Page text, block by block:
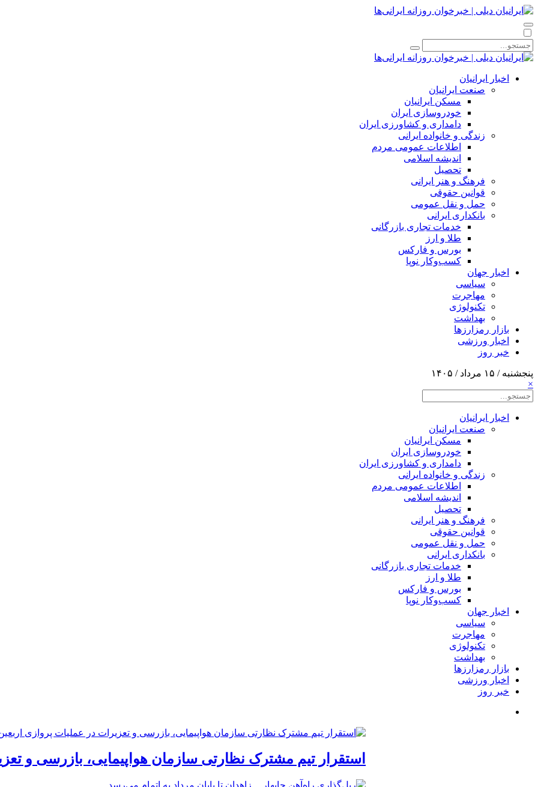
اخبار ایرانیان
صنعت ایرانیان
مسکن ایرانیان
خودروسازی ایران
دامداری و کشاورزی ایران
زندگی و خانواده ایرانی
اطلاعات عمومی مردم
اندیشه اسلامی
تحصیل
فرهنگ و هنر ایرانی
قوانین حقوقی
حمل و نقل عمومی
بانکداری ایرانی
خدمات تجاری بازرگانی
طلا و ارز
بورس و فارکس
کسب‌وکار نوپا
اخبار جهان
سیاسی
مهاجرت
تکنولوژی
بهداشت
بازار رمزارزها
اخبار ورزشی
خبر روز
پنجشنبه / ۱۵ مرداد / ۱۴۰۵
×
اخبار ایرانیان
صنعت ایرانیان
مسکن ایرانیان
خودروسازی ایران
دامداری و کشاورزی ایران
زندگی و خانواده ایرانی
اطلاعات عمومی مردم
اندیشه اسلامی
تحصیل
فرهنگ و هنر ایرانی
قوانین حقوقی
حمل و نقل عمومی
بانکداری ایرانی
خدمات تجاری بازرگانی
طلا و ارز
بورس و فارکس
کسب‌وکار نوپا
اخبار جهان
سیاسی
مهاجرت
تکنولوژی
بهداشت
بازار رمزارزها
اخبار ورزشی
خبر روز
استقرار تیم مشترک نظارتی سازمان هواپیمایی، بازرسی و